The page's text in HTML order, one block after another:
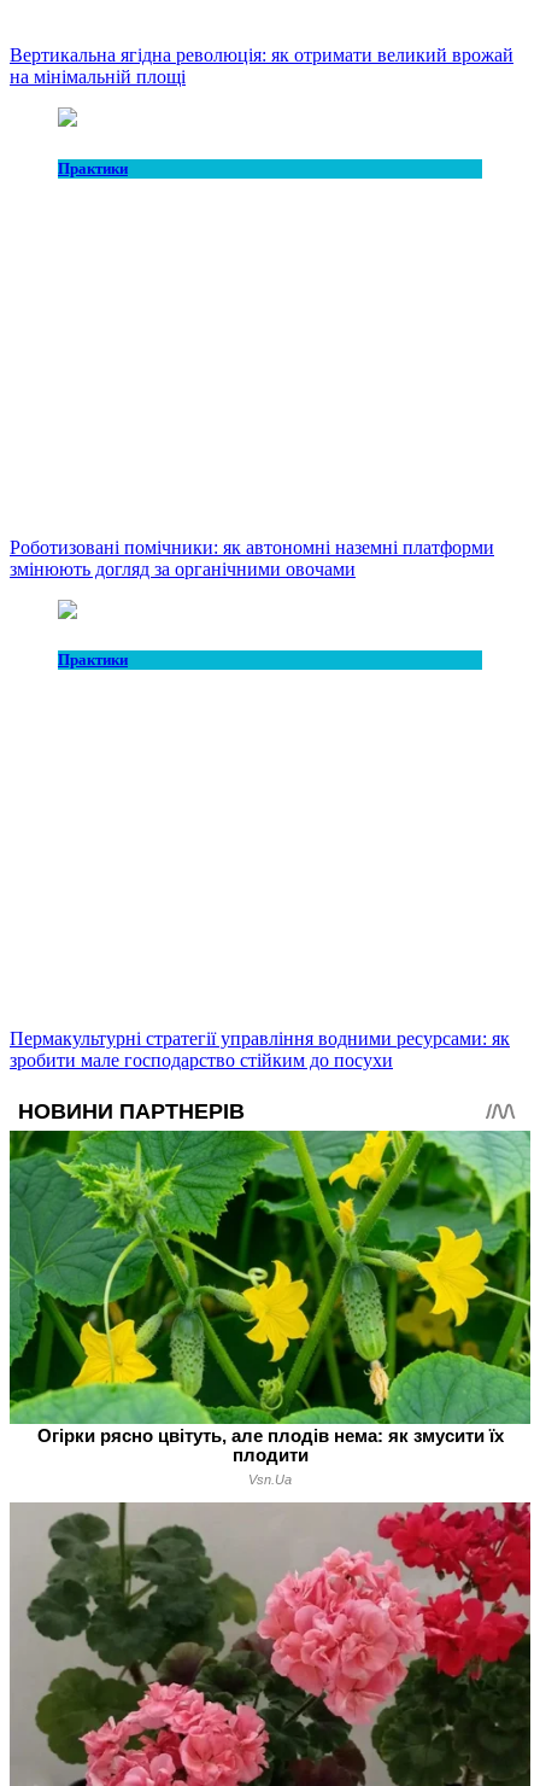
Вертикальна ягідна революція: як отримати великий врожай
на мінімальній площі
Практики
Роботизовані помічники: як автономні наземні платформи
змінюють догляд за органічними овочами
Практики
Пермакультурні стратегії управління водними ресурсами: як
зробити мале господарство стійким до посухи